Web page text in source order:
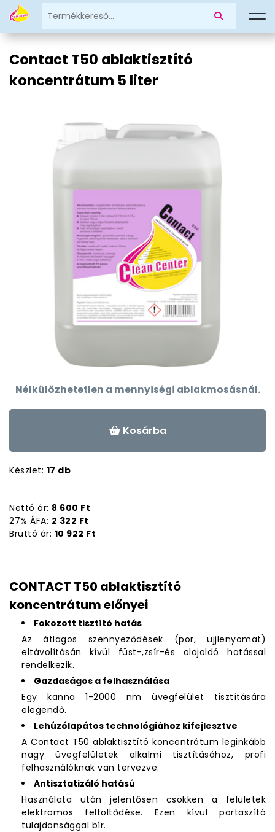
Contact T50 ablaktisztító
koncentrátum 5 liter
Nélkülözhetetlen a mennyiségi ablakmosásnál.
Kosárba
Készlet: 17 db
Nettó ár: 8 600 Ft
27% ÁFA: 2 322 Ft
Bruttó ár: 10 922 Ft
CONTACT T50 ablaktisztító
koncentrátum előnyei
Fokozott tisztító hatás
Az átlagos szennyeződések (por, ujjlenyomat)
eltávolításán kívül füst-,zsír-és olajoldó hatással
rendelkezik.
Gazdaságos a felhasználása
Egy kanna 1-2000 nm üvegfelület tisztítására
elegendő.
Lehúzólapátos technológiához kifejlesztve
A Contact T50 ablaktisztító koncentrátum leginkább
nagy üvegfelületek alkalmi tisztításához, profi
felhasználóknak van tervezve.
Antisztatizáló hatású
Használata után jelentősen csökken a felületek
elektromos feltöltődése. Ezen kívül portaszító
tulajdonsággal bír.